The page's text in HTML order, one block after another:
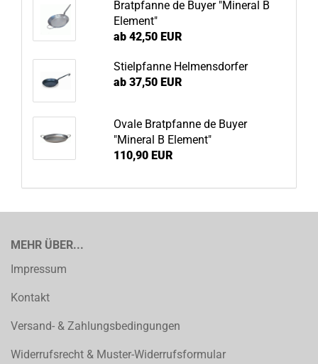
Bratpfanne de Buyer "Mineral B
Element"
ab 42,50 EUR
Stielpfanne Helmensdorfer
ab 37,50 EUR
Ovale Bratpfanne de Buyer
"Mineral B Element"
110,90 EUR
MEHR ÜBER...
Impressum
Kontakt
Versand- & Zahlungsbedingungen
Widerrufsrecht & Muster-Widerrufsformular